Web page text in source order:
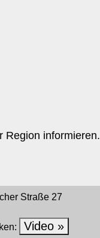
Region informieren.
Straße 27
Video »